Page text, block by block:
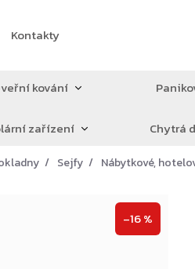
Kontakty
kování
zařízení Chytrá
Sejfy Nábytkové,
–16 %